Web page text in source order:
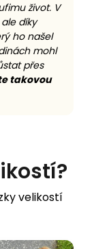
život. V
díky
ho našel
mohl
přes
takovou
velikostí